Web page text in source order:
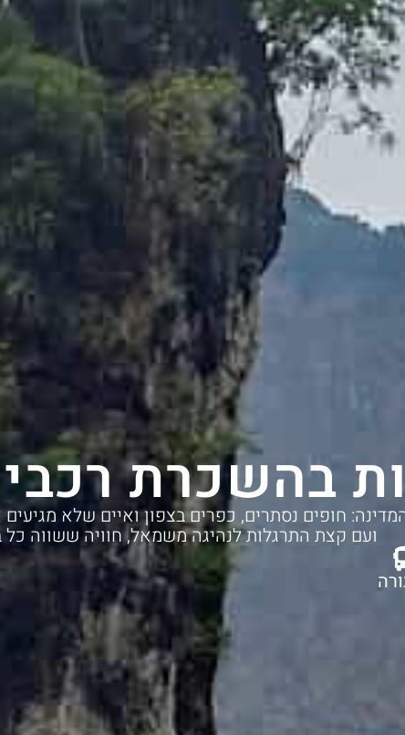
בהשכרת
חופים נסתרים, כפרים בצפון ואיים שלא מגיעים
ועם קצת התרגלות לנהיגה משמאל, חוויה ששווה